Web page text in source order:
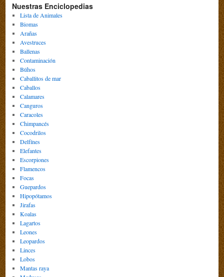
Nuestras Enciclopedias
Lista de Animales
Biomas
Arañas
Avestruces
Ballenas
Contaminación
Búhos
Caballitos de mar
Caballos
Calamares
Canguros
Caracoles
Chimpancés
Cocodrilos
Delfínes
Elefantes
Escorpiones
Flamencos
Focas
Guepardos
Hipopótamos
Jirafas
Koalas
Lagartos
Leones
Leopardos
Linces
Lobos
Mantas raya